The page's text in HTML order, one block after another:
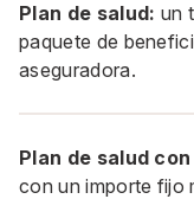
Plan de salud: un
paquete de
aseguradora.
Plan de salud
con un importe fijo